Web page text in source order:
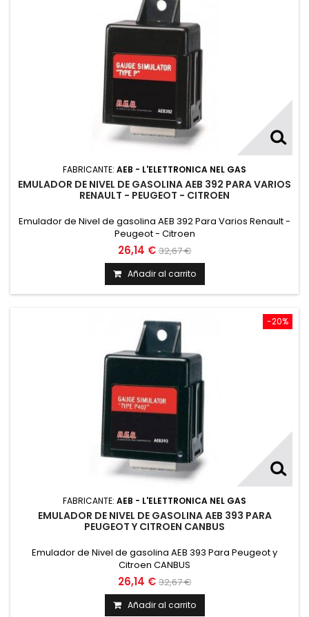
FABRICANTE: AEB - L'ELETTRONICA NEL GAS
EMULADOR DE NIVEL DE GASOLINA AEB 392 PARA VARIOS
RENAULT - PEUGEOT - CITROEN
Emulador de Nivel de gasolina AEB 392 Para Varios Renault -
Peugeot - Citroen
26,14 €32,67 €
Añadir al carrito
FABRICANTE: AEB - L'ELETTRONICA NEL GAS
EMULADOR DE NIVEL DE GASOLINA AEB 393 PARA
PEUGEOT Y CITROEN CANBUS
Emulador de Nivel de gasolina AEB 393 Para Peugeot y
Citroen CANBUS
26,14 €32,67 €
-20%
Añadir al carrito